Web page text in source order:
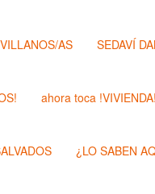
AS SEDAVÍ
ahora toca !VIVIENDA!
¿LO SABEN